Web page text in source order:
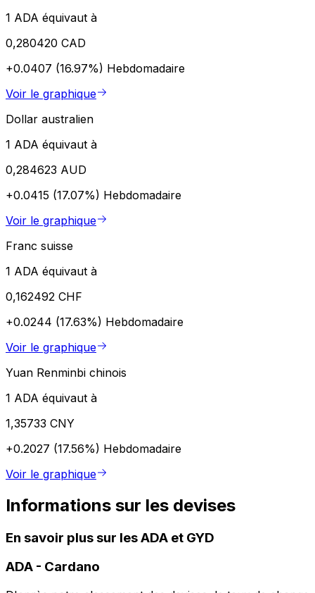
1 ADA équivaut à
0,280420 CAD
+0.0407 (16.97%) Hebdomadaire
Voir le graphique
Dollar australien
1 ADA équivaut à
0,284623 AUD
+0.0415 (17.07%) Hebdomadaire
Voir le graphique
Franc suisse
1 ADA équivaut à
0,162492 CHF
+0.0244 (17.63%) Hebdomadaire
Voir le graphique
Yuan Renminbi chinois
1 ADA équivaut à
1,35733 CNY
+0.2027 (17.56%) Hebdomadaire
Voir le graphique
Informations sur les devises
En savoir plus sur les ADA et GYD
ADA - Cardano